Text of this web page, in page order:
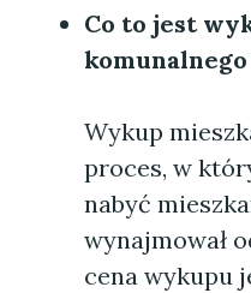
Co to jest
Wykup
proces, w
nabyć
wynajmował
cena wykupu